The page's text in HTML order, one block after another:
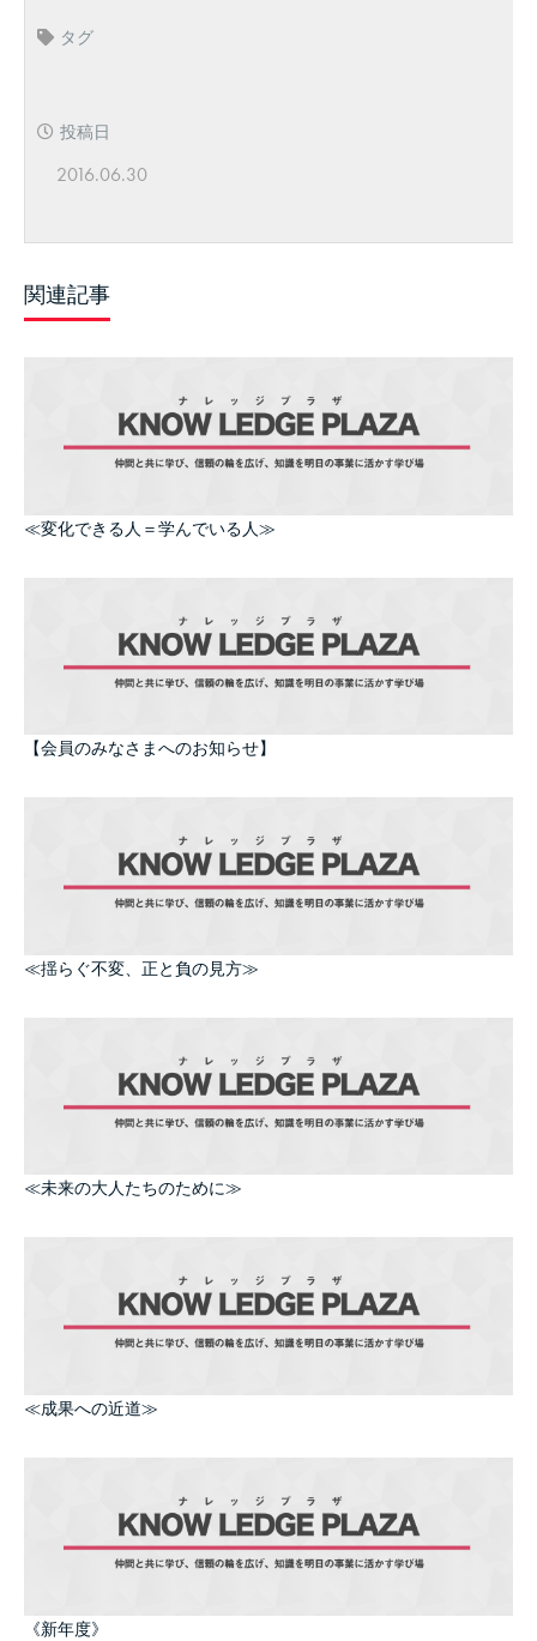
タグ
投稿日
2016.06.30
関連記事
≪変化できる人＝学んでいる人≫
【会員のみなさまへのお知らせ】
≪揺らぐ不変、正と負の見方≫
≪未来の大人たちのために≫
≪成果への近道≫
《新年度》